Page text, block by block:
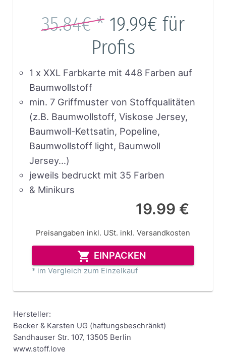
35.84€ * 19.99€ für
Profis
1 x XXL Farbkarte mit 448 Farben auf
Baumwollstoff
min. 7 Griffmuster von Stoffqualitäten
(z.B. Baumwollstoff, Viskose Jersey,
Baumwoll-Kettsatin, Popeline,
Baumwollstoff light, Baumwoll
Jersey…)
jeweils bedruckt mit 35 Farben
& Minikurs
19.99 €
Preisangaben inkl. USt. inkl. Versandkosten
EINPACKEN
* im Vergleich zum Einzelkauf
Hersteller:
Becker & Karsten UG (haftungsbeschränkt)
Sandhauser Str. 107, 13505 Berlin
www.stoff.love